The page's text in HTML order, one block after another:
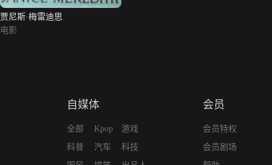
贾尼斯·梅雷迪思
电影
自媒体
全部
科普
Kpop
汽车
游戏
科技
会员
会员特权
会员剧场